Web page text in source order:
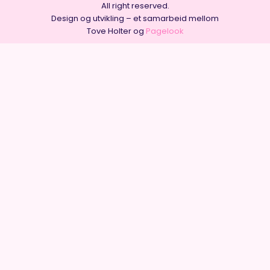
All right reserved.
Design og utvikling – et samarbeid mellom
Tove Holter og Pagelook